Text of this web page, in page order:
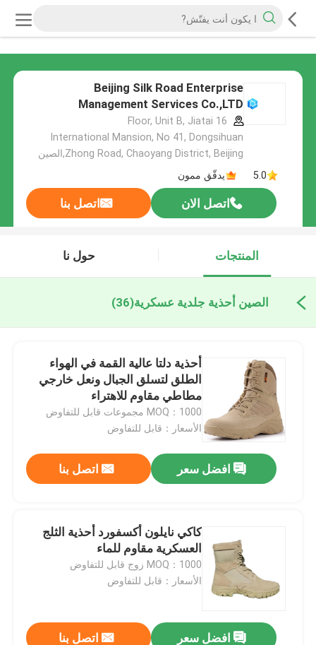
Beijing Silk Road Enterprise
Management Services Co.,LTD
16 Floor, Unit B, Jiatai
International Mansion, No 41, Dongsihuan
Zhong Road, Chaoyang District, Beijing,الصين
5.0
يدقّق ممون
اتصل الان اتصل بنا
المنتجات حول نا
الصين أحذية جلدية عسكرية(36)
أحذية دلتا عالية القمة في الهواء
الطلق لتسلق الجبال ونعل خارجي
مطاطي مقاوم للاهتراء
MOQ：1000 مجموعات قابل للتفاوض
الأسعار：قابل للتفاوض
افضل سعر اتصل بنا
كاكي نايلون أكسفورد أحذية الثلج
العسكرية مقاوم للماء
MOQ：1000 زوج قابل للتفاوض
الأسعار：قابل للتفاوض
افضل سعر اتصل بنا